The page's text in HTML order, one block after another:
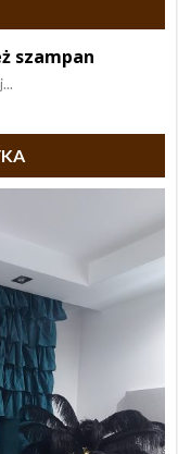
szampan